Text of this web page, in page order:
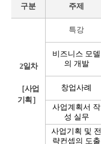
구분 주제
2일차
［사업
기획 ］
특강
비즈니스 모델
의 개발
창업사례
사업계획서 작
성 실무
사업기획 및 전
략컨셉의 도출